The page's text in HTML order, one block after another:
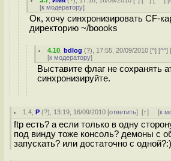
[к модератору]
Ок, хочу синхронизировать CF-
директорию ~/boooks
4.10 ,bdlog (?), 17:55, 20/09/2010 [^] [^^]
[к модератору]
Выставите флаг не сохранять
синхронизируйте.
1.4 ,Р (?), 13:19, 16/09/2010 [ответить][↑] [к
ftp есть? а если только в одну
под винду тоже консоль? демоны с
запускать? или достаточно с одной?:)